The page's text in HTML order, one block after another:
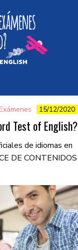
15/12/2020
Test of English?
de idiomas en
DE CONTENIDOS